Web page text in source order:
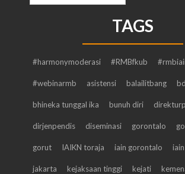
TAGS
#harmonymoderasi #RMBfkub
#webinarmb asistensi balailitbang
bhineka tunggal ika bunuh diri
dirjenpendis diseminasi gorontalo
gorut IAIKN toraja iain gorontalo
jakarta kejaksaan tinggi kejati